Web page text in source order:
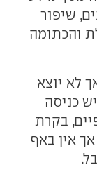
שיפור
והכתומה
לא יוצא
כניסה
בקרת
"17 קלים - אך אין באף